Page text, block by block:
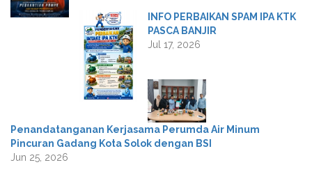
INFO PERBAIKAN SPAM IPA KTK
PASCA BANJIR
Jul 17, 2026
Penandatanganan Kerjasama Perumda Air Minum
Pincuran Gadang Kota Solok dengan BSI
Jun 25, 2026